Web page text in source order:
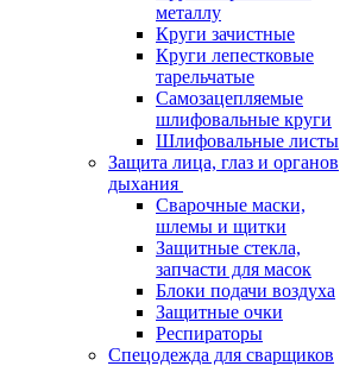
металлу
Круги зачистные
Круги лепестковые
тарельчатые
Самозацепляемые
шлифовальные круги
Шлифовальные листы
Защита лица, глаз и органов
дыхания
Сварочные маски,
шлемы и щитки
Защитные стекла,
запчасти для масок
Блоки подачи воздуха
Защитные очки
Респираторы
Спецодежда для сварщиков